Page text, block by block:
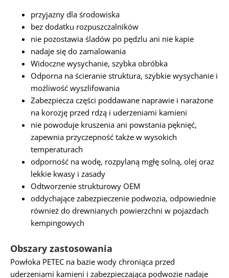
przyjazny dla środowiska
bez dodatku rozpuszczalników
nie pozostawia śladów po pędzlu ani nie kapie
nadaje się do zamalowania
Widoczne wysychanie, szybka obróbka
Odporna na ścieranie struktura, szybkie wysychanie i
możliwość wyszlifowania
Zabezpiecza części poddawane naprawie i narażone
na korozję przed rdzą i uderzeniami kamieni
nie powoduje kruszenia ani powstania pęknięć,
zapewnia przyczepność także w wysokich
temperaturach
odporność na wodę, rozpylaną mgłę solną, olej oraz
lekkie kwasy i zasady
Odtworzenie strukturowy OEM
oddychające zabezpieczenie podwozia, odpowiednie
również do drewnianych powierzchni w pojazdach
kempingowych
Obszary zastosowania
Powłoka PETEC na bazie wody chroniąca przed
uderzeniami kamieni i zabezpieczająca podwozie nadaje